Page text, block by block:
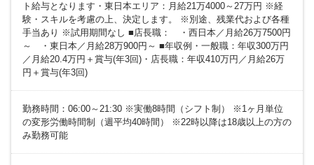
ト給与となります・東日本エリア：月給21万4000～27万円 ※経
験・スキルを考慮の上、決定します。 ※別途、残業代および各種
手当あり ※試用期間なし ■店長職： ・西日本／月給26万7500円
～ ・東日本／月給28万900円～ ■年収例・一般職：年収300万円
／月給20.4万円＋賞与(年3回)・店長職：年収410万円／月給26万
円＋賞与(年3回)
勤務時間：06:00～21:30 ※実働8時間（シフト制） ※1ヶ月単位
の変形労働時間制（週平均40時間） ※22時以降は18歳以上の方の
み勤務可能